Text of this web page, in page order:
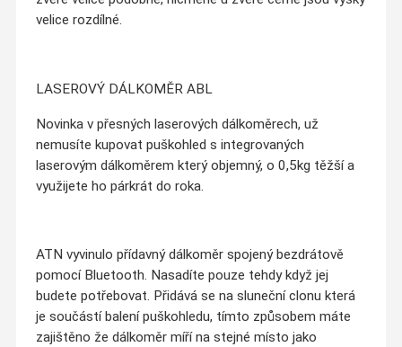
velice rozdílné.
LASEROVÝ DÁLKOMĚR ABL
Novinka v přesných laserových dálkoměrech, už
nemusíte kupovat puškohled s integrovaných
laserovým dálkoměrem který objemný, o 0,5kg těžší a
využijete ho párkrát do roka.
ATN vyvinulo přídavný dálkoměr spojený bezdrátově
pomocí Bluetooth. Nasadíte pouze tehdy když jej
budete potřebovat. Přidává se na sluneční clonu která
je součástí balení puškohledu, tímto způsobem máte
zajištěno že dálkoměr míří na stejné místo jako